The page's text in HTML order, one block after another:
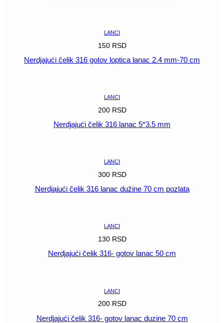
LANCI
150 RSD
Nerdjajući čelik 316 gotov loptica lanac 2.4 mm-70 cm
LANCI
200 RSD
Nerdjajući čelik 316 lanac 5*3.5 mm
LANCI
300 RSD
Nerdjajući čelik 316 lanac dužine 70 cm pozlata
LANCI
130 RSD
Nerdjajući čelik 316- gotov lanac 50 cm
LANCI
200 RSD
Nerdjajući čelik 316- gotov lanac duzine 70 cm